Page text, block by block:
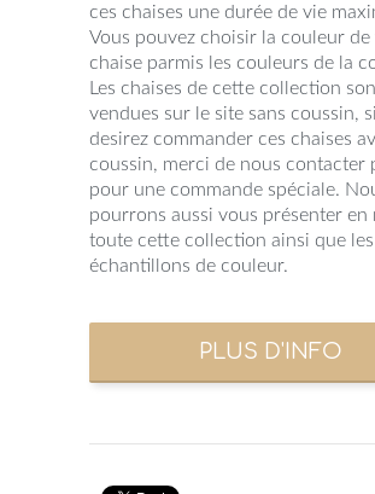
ces chaises une durée de vie
Vous pouvez choisir la couleur
chaise parmis les couleurs de la
Les chaises de cette collection
vendues sur le site sans coussin,
desirez commander ces chaises
coussin, merci de nous contacter
pour une commande spéciale.
pourrons aussi vous présenter en
toute cette collection ainsi que les
échantillons de couleur.